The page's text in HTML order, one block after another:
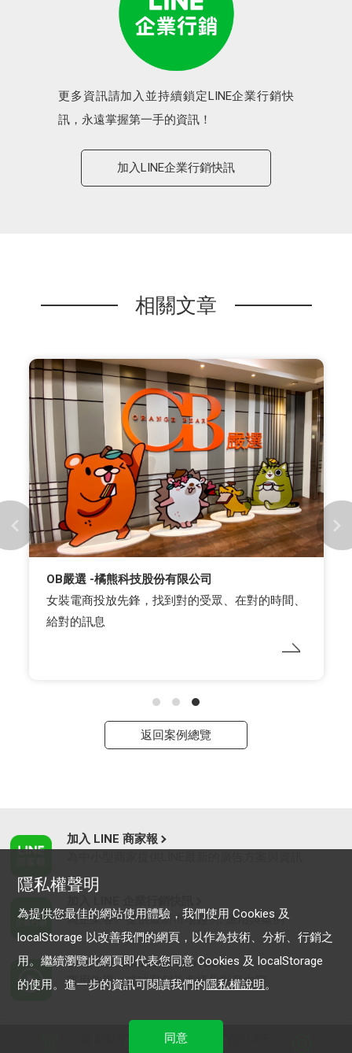
更多資訊請加入並持續鎖定LINE企業行銷快
訊，永遠掌握第一手的資訊！
加入LINE企業行銷快訊
相關文章
OB嚴選 -橘熊科技股份有限公司
女裝電商投放先鋒，找到對的受眾、在對的時間、
給對的訊息
返回案例總覽
加入 LINE 商家報
為企業客戶提供最新市場趨勢, 應用與案例
LINE Biz-Solutions YouTube
實用教學、成功案例等多樣化影音內容
服務條款
隱私權聲明
為提供您最佳的網站使用體驗，我們使用 Cookies 及
localStorage 以改善我們的網頁，以作為技術、分析、行銷之
用。繼續瀏覽此網頁即代表您同意 Cookies 及 localStorage
的使用。進一步的資訊可閱讀我們的隱私權說明。
同意